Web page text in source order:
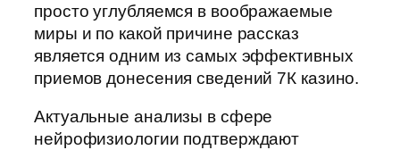
просто углубляемся в воображаемые
миры и по какой причине рассказ
является одним из самых эффективных
приемов донесения сведений 7К казино.
Актуальные анализы в сфере
нейрофизиологии подтверждают